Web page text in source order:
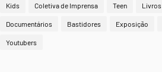
Kids Coletiva de Imprensa Teen Livros
Documentários Bastidores Exposição
Youtubers